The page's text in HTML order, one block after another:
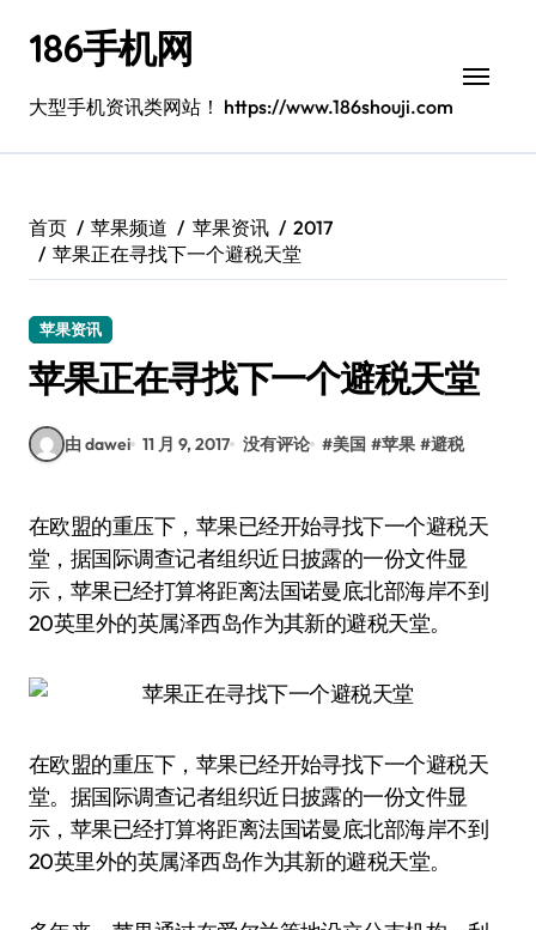
186手机网
大型手机资讯类网站！ https://www.186shouji.com
首页 苹果频道 苹果资讯
2017
苹果正在寻找下一个避税天堂
苹果资讯
苹果正在寻找下一个避税天堂
由 dawei 11 月 9, 2017 没有评论 #美国 #苹果 #避税
在欧盟的重压下，苹果已经开始寻找下一个避税天
堂，据国际调查记者组织近日披露的一份文件显
示，苹果已经打算将距离法国诺曼底北部海岸不到
20英里外的英属泽西岛作为其新的避税天堂。
在欧盟的重压下，苹果已经开始寻找下一个避税天
堂。据国际调查记者组织近日披露的一份文件显
示，苹果已经打算将距离法国诺曼底北部海岸不到
20英里外的英属泽西岛作为其新的避税天堂。